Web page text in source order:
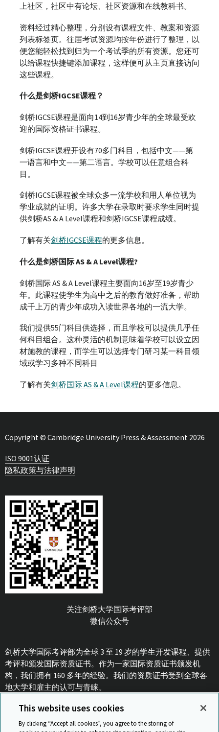
上社区，社区中有论坛、社区资源和在线教科书。
资料经过精心整理，分别设有课程文件、教案和资源
列表标签页。往届考试资源均按年份进行了整理，以
便您能轻松找到归为一个考试季的所有资源。您还可
以给课程快捷键添加课程，这样便可从主页直接访问
这些课程。
什么是剑桥IGCSE课程？
剑桥IGCSE课程是面向14到16岁青少年的全球最受欢
迎的国际资格证书课程。
剑桥IGCSE课程开设有70多门科目，包括中文——第
一语言和中文——第二语言。学校可以任意组合科
目。
剑桥IGCSE课程被全球众多一流学校和用人单位视为
学业成就的证明。许多大学在录取时要求学生同时提
供剑桥AS & A Level课程和剑桥IGCSE课程成绩。
了解有关剑桥IGCSE课程的更多信息。
什么是剑桥国际 AS & A Level课程?
剑桥国际 AS & A Level课程主要面向16岁至19岁青少
年。此课程使学生为高中之后的教育做好准备，帮助
成千上万的青少年成功入读世界各地的一流大学。
我们提供55门科目供选择，而且学校可以提供几乎任
何科目组合。这种灵活的机制意味着学校可以设立因
材施教的课程，而学生可以选择专门研习某一科目领
域或学习多种不同科目
了解有关剑桥国际 AS & A Level课程的更多信息。
Copyright © Cambridge University Press & Assessment 2026
ISO 9001认证
隐私政策与法律声明
关注剑桥大学国际考评部
微信公众号
剑桥大学国际考评部为全球 3 至 19 岁的学生开发课程、提供
考评和颁发国际资质证书。作为一家国际资质证书颁发机
构，我们拥有 160 多年的经验。我们的资质证书受到全球各
地大学和雇主的认可与青睐。
沪ICP备15055955号-1
This website uses cookies
By clicking “Accept all cookies”, you agree to the storing of